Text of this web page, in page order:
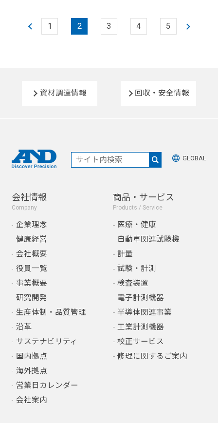
1 2 3 4 5
資材調達情報 回収・安全情報
GLOBAL
会社情報
Company
企業理念
健康経営
会社概要
役員一覧
事業概要
研究開発
生産体制・品質管理
沿革
サステナビリティ
国内拠点
海外拠点
営業日カレンダー
会社案内
商品・サービス
Products / Service
医療・健康
自動車関連試験機
計量
試験・計測
検査装置
電子計測機器
半導体関連事業
工業計測機器
校正サービス
修理に関するご案内